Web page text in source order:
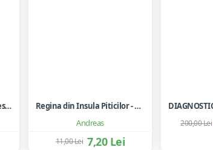
Misiunea L.E.- George Ganescu
Andreas
Regina din Insula Piticilor - Mos Nae
7,20 Lei
11,00 Lei
200,00 Lei